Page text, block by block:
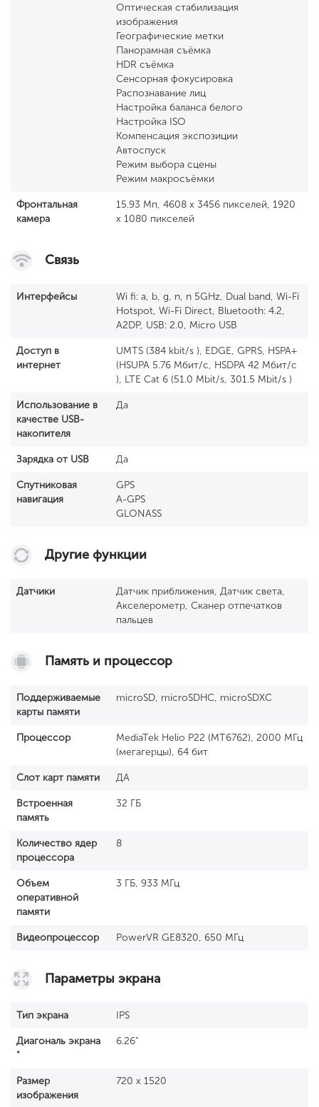
Оптическая стабилизация
изображения
Географические метки
Панорамная съёмка
HDR съёмка
Сенсорная фокусировка
Распознавание лиц
Настройка баланса белого
Настройка ISO
Компенсация экспозиции
Автоспуск
Режим выбора сцены
Режим макросъёмки
Фронтальная
камера
15.93 Мп, 4608 x 3456 пикселей, 1920
x 1080 пикселей
Связь
Интерфейсы
Wi fi: a, b, g, n, n 5GHz, Dual band, Wi-Fi
Hotspot, Wi-Fi Direct, Bluetooth: 4.2,
A2DP, USB: 2.0, Micro USB
Доступ в
интернет
UMTS (384 kbit/s ), EDGE, GPRS, HSPA+
(HSUPA 5.76 Мбит/с, HSDPA 42 Мбит/с
), LTE Cat 6 (51.0 Mbit/s, 301.5 Mbit/s )
Использование в
качестве USB-
накопителя
Да
Зарядка от USB Да
Спутниковая
навигация
GPS
A-GPS
GLONASS
Другие функции
Датчики
Датчик приближения, Датчик света,
Акселерометр, Сканер отпечатков
пальцев
Память и процессор
Поддерживаемые
карты памяти
microSD, microSDHC, microSDXC
Процессор
MediaTek Helio P22 (MT6762), 2000 МГц
(мегагерцы), 64 бит
Слот карт памяти ДА
Встроенная
память
32 ГБ
Количество ядер
процессора
8
Объем
оперативной
памяти
3 ГБ, 933 МГц
Видеопроцессор PowerVR GE8320, 650 МГц
Параметры экрана
Тип экрана IPS
Диагональ экрана
"
6.26"
Размер
изображения
720 x 1520